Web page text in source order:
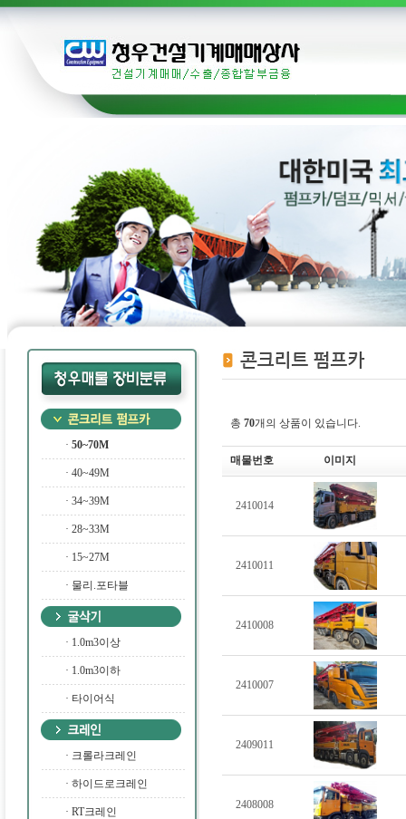
· 50~70M
· 40~49M
· 34~39M
· 28~33M
· 15~27M
· 물리.포타블
· 1.0m3이상
· 1.0m3이하
· 타이어식
· 크롤라크레인
· 하이드로크레인
· RT크레인
총 70개의 상품이 있습니다.
매물번호 이미지
2410014
2410011
2410008
2410007
2409011
2408008